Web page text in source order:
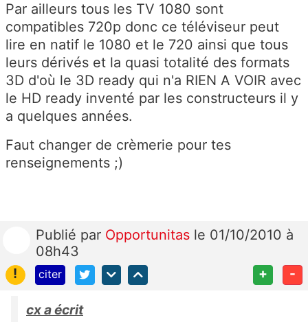
Par ailleurs tous les TV 1080 sont
compatibles 720p donc ce téléviseur peut
lire en natif le 1080 et le 720 ainsi que tous
leurs dérivés et la quasi totalité des formats
3D d'où le 3D ready qui n'a RIEN A VOIR avec
le HD ready inventé par les constructeurs il y
a quelques années.
Faut changer de crèmerie pour tes
renseignements ;)
Publié par Opportunitas le 01/10/2010 à
08h43
!
citer + -
cx a écrit